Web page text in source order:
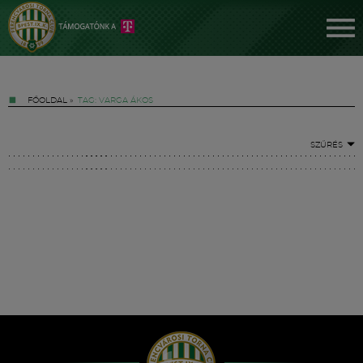
FŐOLDAL » TAG: VARGA ÁKOS
SZŰRÉS
Hírek